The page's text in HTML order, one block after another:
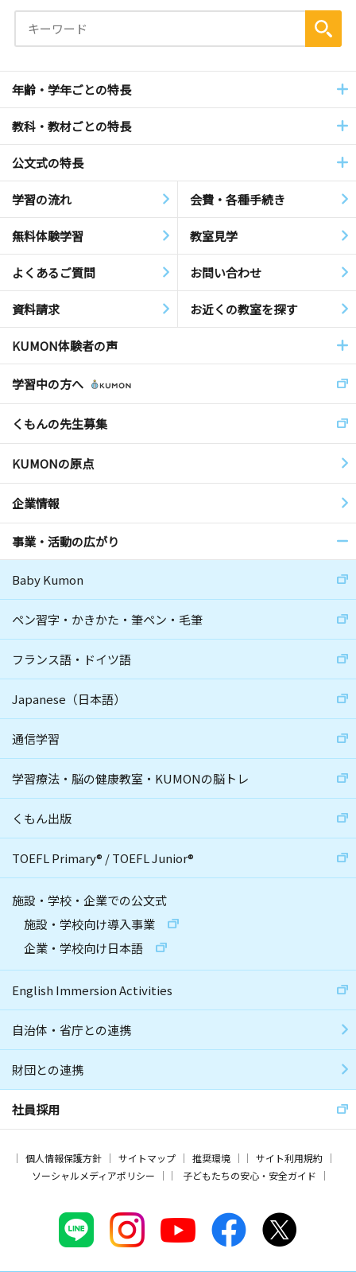
年齢・学年ごとの特長
教科・教材ごとの特長
公文式の特長
学習の流れ 会費・各種手続き
無料体験学習 教室見学
よくあるご質問 お問い合わせ
資料請求 お近くの教室を探す
KUMON体験者の声
学習中の方へ
くもんの先生募集
KUMONの原点
企業情報
事業・活動の広がり
Baby Kumon
ペン習字・かきかた・筆ペン・毛筆
フランス語・ドイツ語
Japanese（日本語）
通信学習
学習療法・脳の健康教室・KUMONの脳トレ
くもん出版
TOEFL Primary® /TOEFL Junior®
施設・学校・企業での公文式
施設・学校向け導入事業
企業・学校向け日本語
English Immersion Activities
自治体・省庁との連携
財団との連携
社員採用
個人情報保護方針 サイトマップ 推奨環境
サイト利用規約
ソーシャルメディアポリシー
子どもたちの安心・安全ガイド